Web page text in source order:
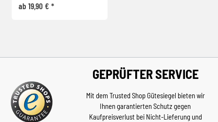
ab 19,90 € *
GEPRÜFTER SERVICE
Mit dem Trusted Shop Gütesiegel bieten wir
Ihnen garantierten Schutz gegen
Kaufpreisverlust bei Nicht-Lieferung und